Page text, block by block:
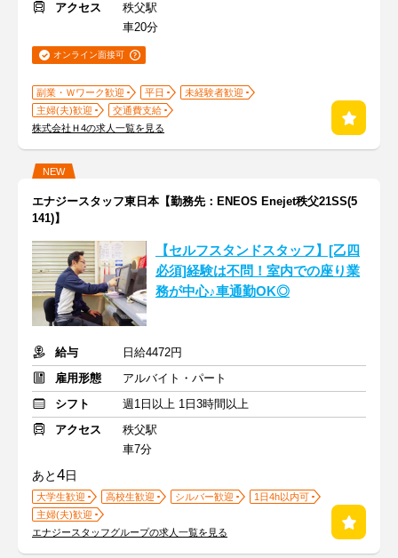
アクセス
秩父駅
車20分
オンライン面接可
副業・Ｗワーク歓迎 平日
未経験者歓迎
主婦(夫)歓迎
交通費支給
株式会社Ｈ4の求人一覧を見る
NEW
エナジースタッフ東日本【勤務先：ENEOS Enejet秩父21SS(5
141)】
【セルフスタンドスタッフ】[乙四
必須]経験は不問！室内での座り業
務が中心♪車通勤OK◎
給与
日給4472円
雇用形態
アルバイト・パート
シフト
週1日以上 1日3時間以上
アクセス
秩父駅
車7分
あと4日
大学生歓迎 高校生歓迎 シルバー歓迎
1日4h以内可
主婦(夫)歓迎
エナジースタッフグループの求人一覧を見る